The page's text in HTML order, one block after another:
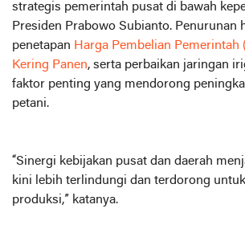
strategis pemerintah pusat di bawah
Presiden Prabowo Subianto. Penurunan
penetapan Harga Pembelian Pemerintah
Kering Panen, serta perbaikan jaringan
faktor penting yang mendorong
petani.
“Sinergi kebijakan pusat dan daerah
kini lebih terlindungi dan terdorong
produksi,” katanya.